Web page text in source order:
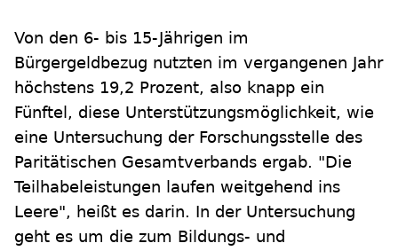
Von den 6- bis 15-Jährigen im
Bürgergeldbezug nutzten im vergangenen Jahr
höchstens 19,2 Prozent, also knapp ein
Fünftel, diese Unterstützungsmöglichkeit, wie
eine Untersuchung der Forschungsstelle des
Paritätischen Gesamtverbands ergab. "Die
Teilhabeleistungen laufen weitgehend ins
Leere", heißt es darin. In der Untersuchung
geht es um die zum Bildungs- und